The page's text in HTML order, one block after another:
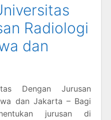
Radiologi
dan
Dengan Jurusan
dan Jakarta – Bagi
jurusan di